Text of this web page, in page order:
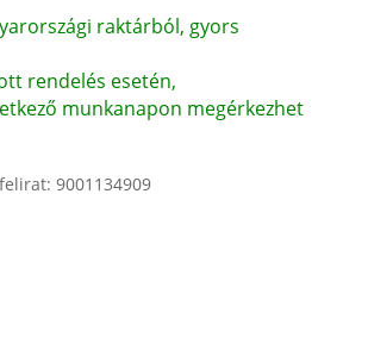
raktárból, gyors
rendelés esetén,
munkanapon megérkezhet
9001134909